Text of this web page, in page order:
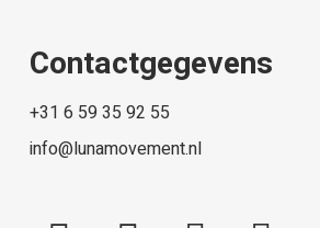
Contactgegevens
+31 6 59 35 92 55
info@lunamovement.nl